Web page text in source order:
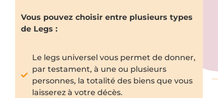
Vous pouvez choisir entre plusieurs types
de Legs :
Le legs universel vous permet de donner,
par testament, à une ou plusieurs
personnes, la totalité des biens que vous
laisserez à votre décès.